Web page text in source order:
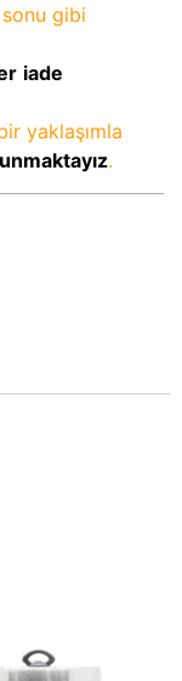
gibi
iade
yaklaşımla
.